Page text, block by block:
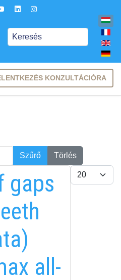
Keresés
KONZULTÁCIÓRA
Szűrő
Törlés
Tételek #
gaps
all-